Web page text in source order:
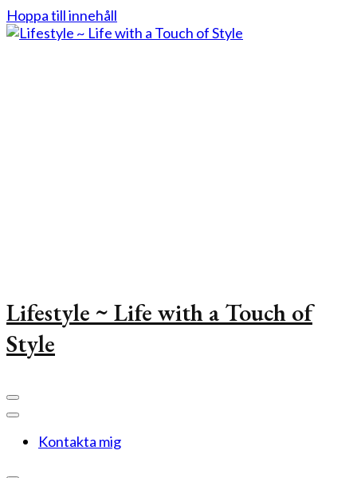
Hoppa till innehåll
Lifestyle ~ Life with a Touch of
Style
Kontakta mig